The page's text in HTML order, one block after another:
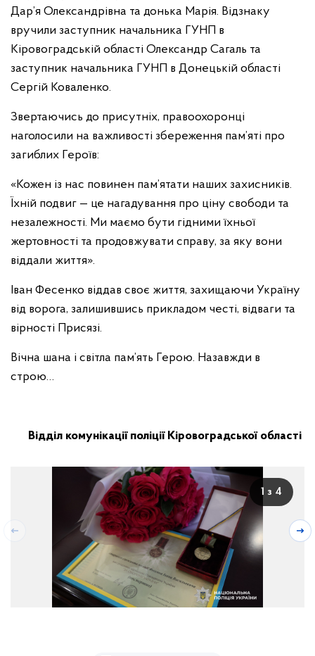
Дар’я Олександрівна та донька Марія. Відзнаку
вручили заступник начальника ГУНП в
Кіровоградській області Олександр Сагаль та
заступник начальника ГУНП в Донецькій області
Сергій Коваленко.
Звертаючись до присутніх, правоохоронці
наголосили на важливості збереження пам’яті про
загиблих Героїв:
«Кожен із нас повинен пам’ятати наших захисників.
Їхній подвиг — це нагадування про ціну свободи та
незалежності. Ми маємо бути гідними їхньої
жертовності та продовжувати справу, за яку вони
віддали життя».
Іван Фесенко віддав своє життя, захищаючи Україну
від ворога, залишившись прикладом честі, відваги та
вірності Присязі.
Вічна шана і світла пам’ять Герою. Назавжди в
строю…
Відділ комунікації поліції Кіровоградської області
1 з 4